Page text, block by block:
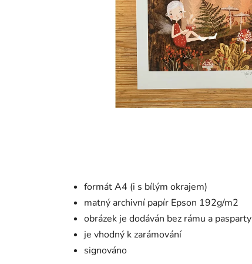
formát A4 (i s bílým okrajem)
matný archivní papír Epson 192g/m2
obrázek je dodáván bez rámu a pasparty
je vhodný k zarámování
signováno